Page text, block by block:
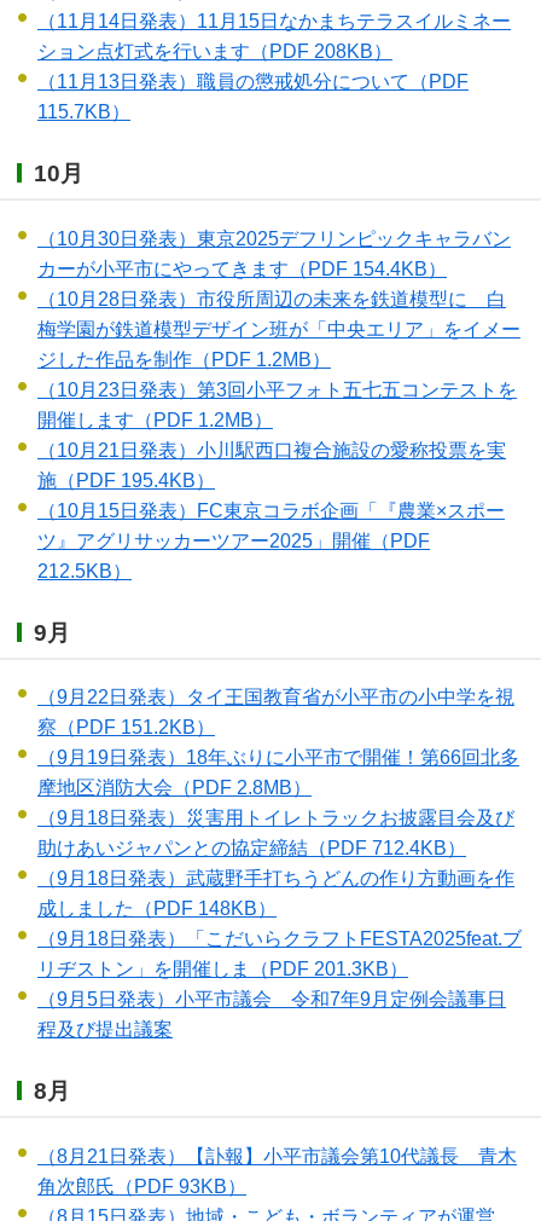
（11月14日発表）11月15日なかまちテラスイルミネー
ション点灯式を行います （PDF 208KB）
（11月13日発表）職員の懲戒処分について
（PDF
115.7KB）
10月
（10月30日発表）東京2025デフリンピックキャラバン
カーが小平市にやってきます （PDF 154.4KB）
（10月28日発表）市役所周辺の未来を鉄道模型に 白
梅学園が鉄道模型デザイン班が「中央エリア」をイメー
ジした作品を制作 （PDF 1.2MB）
（10月23日発表）第3回小平フォト五七五コンテストを
開催します （PDF 1.2MB）
（10月21日発表）小川駅西口複合施設の愛称投票を実
施 （PDF 195.4KB）
（10月15日発表）FC東京コラボ企画「『農業×スポー
ツ』アグリサッカーツアー2025」開催 （PDF
212.5KB）
9月
（9月22日発表）タイ王国教育省が小平市の小中学を視
察 （PDF 151.2KB）
（9月19日発表）18年ぶりに小平市で開催！第66回北多
摩地区消防大会 （PDF 2.8MB）
（9月18日発表）災害用トイレトラックお披露目会及び
助けあいジャパンとの協定締結 （PDF 712.4KB）
（9月18日発表）武蔵野手打ちうどんの作り方動画を作
成しました
（PDF 148KB）
（9月18日発表）「こだいらクラフトFESTA2025feat.ブ
リヂストン」を開催しま
（PDF 201.3KB）
（9月5日発表）小平市議会 令和7年9月定例会議事日
程及び提出議案
8月
（8月21日発表）【訃報】小平市議会第10代議長 青木
角次郎氏 （PDF 93KB）
（8月15日発表）地域・こども・ボランティアが運営